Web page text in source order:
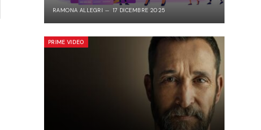
RAMONA ALLEGRI 17 DICEMBRE 2025
PRIME VIDEO